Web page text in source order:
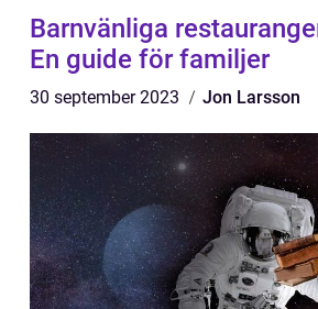
Barnvänliga
En guide för familjer
30 september 2023 Jon Larsson